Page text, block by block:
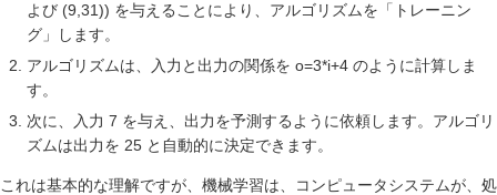
よび (9,31)) を与えることにより、アルゴリズムを「トレーニン
グ」します。
アルゴリズムは、入力と出力の関係を o=3*i+4 のように計算しま
す。
次に、入力 7 を与え、出力を予測するように依頼します。アルゴリ
ズムは出力を 25 と自動的に決定できます。
これは基本的な理解ですが、機械学習は、コンピュータシステムが、処